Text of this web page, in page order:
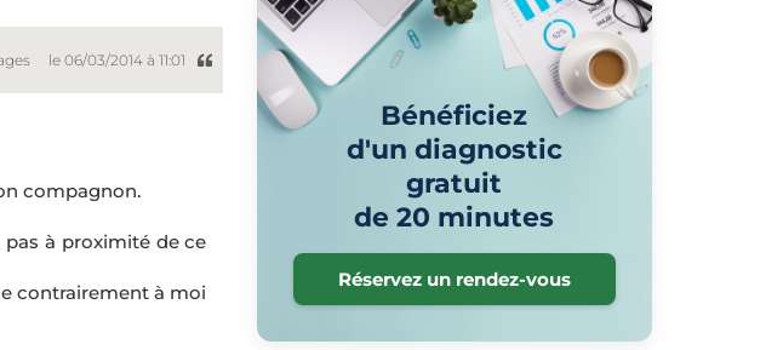
le 06/03/2014 à 11:01
compagnon.
pas à proximité de ce
contrairement à moi
Bénéficiez
d'un diagnostic
gratuit
de 20 minutes
Réservez un rendez-vous